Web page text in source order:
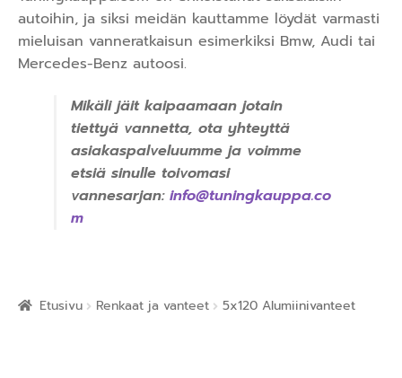
autoihin, ja siksi meidän kauttamme löydät varmasti
mieluisan vanneratkaisun esimerkiksi Bmw, Audi tai
Mercedes-Benz autoosi.
Mikäli jäit kaipaamaan jotain
tiettyä vannetta, ota yhteyttä
asiakaspalveluumme ja voimme
etsiä sinulle toivomasi
vannesarjan: info@tuningkauppa.co
m
Etusivu Renkaat ja vanteet 5x120 Alumiinivanteet